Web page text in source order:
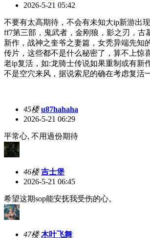
2026-5-21 05:42
不要有太高期待，不会有未知大ip新游出
ff7第三部，鬼武者，金刚狼，影之刃，古
新作，战神之奎爷之妻篇，女秃异端先知
传片，这些都不是什么秘密了，算不上惊
老ip复活，如:龙骑士传说如果重制或有新
不是空穴来风，据说索尼的确在考虑复活
45楼 u87hahaha
2026-5-21 06:29
平常心, 不用過份期待
46楼 吉士堡
2026-5-21 06:45
希望这期sop能安抚我受伤的心。
47楼 木叶飞舞